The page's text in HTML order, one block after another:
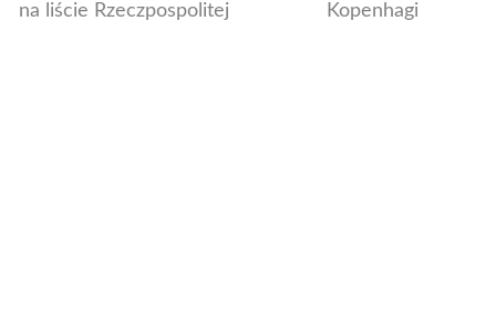
na liście Rzeczpospolitej
Kopenhagi